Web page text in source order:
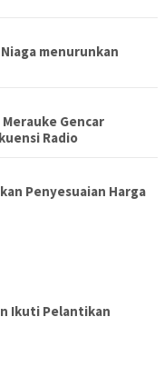
menurunkan
Gencar
Radio
Penyesuaian Harga
Ikuti Pelantikan
Polder Merauke